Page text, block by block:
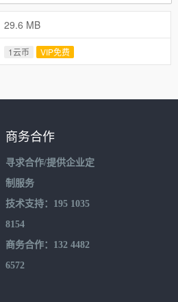
29.6 MB
1云币 VIP免费
商务合作
寻求合作/提供企业定
制服务
技术支持：195 1035
8154
商务合作：132 4482
6572